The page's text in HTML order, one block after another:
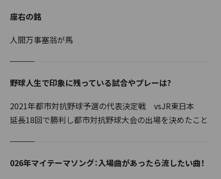
座右の銘
人間万事塞翁が馬
野球人生で印象に残っている試合やプレーは?
2021年都市対抗野球予選の代表決定戦 vsJR東日本
延長18回で勝利し都市対抗野球大会の出場を決めたこと
026年マイテーマソング：入場曲があったら流したい曲！